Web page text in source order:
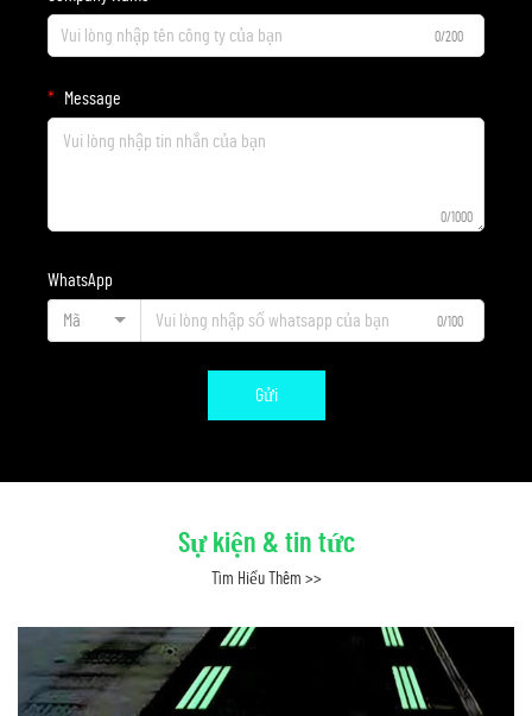
0/200
Message
0/1000
WhatsApp
Mã 0/100
Gửi
Sự kiện & tin tức
Tìm Hiểu Thêm >>